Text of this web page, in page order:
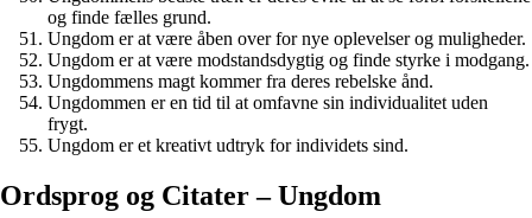
og finde fælles grund.
Ungdom er at være åben over for nye oplevelser og muligheder.
Ungdom er at være modstandsdygtig og finde styrke i modgang.
Ungdommens magt kommer fra deres rebelske ånd.
Ungdommen er en tid til at omfavne sin individualitet uden
frygt.
Ungdom er et kreativt udtryk for individets sind.
Ordsprog og Citater – Ungdom